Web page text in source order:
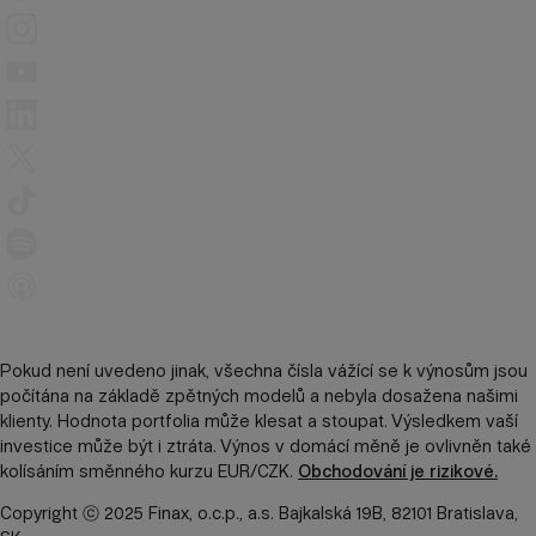
Pokud není uvedeno jinak, všechna čísla vážící se k výnosům jsou
počítána na základě zpětných modelů a nebyla dosažena našimi
klienty. Hodnota portfolia může klesat a stoupat. Výsledkem vaší
investice může být i ztráta. Výnos v domácí měně je ovlivněn také
kolísáním směnného kurzu EUR/CZK. Obchodování je rizikové.
Copyright ⓒ 2025 Finax, o.c.p., a.s. Bajkalská 19B, 82101 Bratislava,